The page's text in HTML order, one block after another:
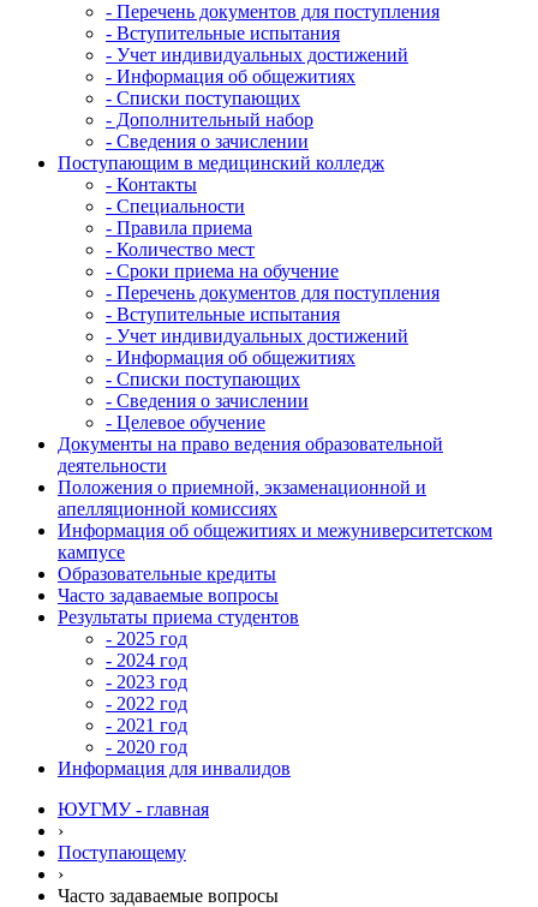
- Перечень документов для поступления
- Вступительные испытания
- Учет индивидуальных достижений
- Информация об общежитиях
- Списки поступающих
- Дополнительный набор
- Сведения о зачислении
Поступающим в медицинский колледж
- Контакты
- Специальности
- Правила приема
- Количество мест
- Сроки приема на обучение
- Перечень документов для поступления
- Вступительные испытания
- Учет индивидуальных достижений
- Информация об общежитиях
- Списки поступающих
- Сведения о зачислении
- Целевое обучение
Документы на право ведения образовательной
деятельности
Положения о приемной, экзаменационной и
апелляционной комиссиях
Информация об общежитиях и межуниверситетском
кампусе
Образовательные кредиты
Часто задаваемые вопросы
Результаты приема студентов
- 2025 год
- 2024 год
- 2023 год
- 2022 год
- 2021 год
- 2020 год
Информация для инвалидов
ЮУГМУ - главная
›
Поступающему
›
Часто задаваемые вопросы